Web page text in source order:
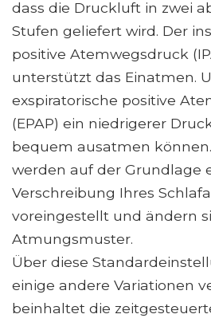
dass die Druckluft in zwei
Stufen geliefert wird. Der
positive Atemwegsdruck
unterstützt das Einatmen.
exspiratorische positive
(EPAP) ein niedrigerer
bequem ausatmen
werden auf der Grundlage
Verschreibung Ihres
voreingestellt und ändern
Atmungsmuster.
Über diese
einige andere Variationen
beinhaltet die